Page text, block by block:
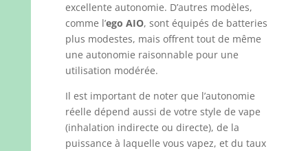
excellente autonomie. D’autres modèles,
comme l’ego AIO, sont équipés de batteries
plus modestes, mais offrent tout de même
une autonomie raisonnable pour une
utilisation modérée.
Il est important de noter que l’autonomie
réelle dépend aussi de votre style de vape
(inhalation indirecte ou directe), de la
puissance à laquelle vous vapez, et du taux